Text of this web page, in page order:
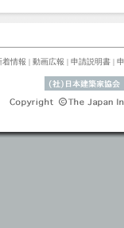
着情報 | 動画広報 | 申請説明書 |